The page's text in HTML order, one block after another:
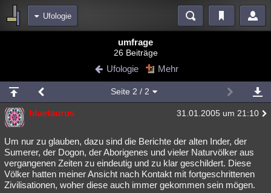
Ufologie
Blogs
Chat Wiki Neuigkeiten
meine Rubriken
Menschen Wissenschaft Mystery Kriminalfälle
Spiritualität Verschwörungen Technologie Ufologie
Natur Umfragen Unterhaltung
weitere Rubriken
umfrage
26 Beiträge
Ufologie Mehr
Seite 2 / 2
bluetaurus 31.01.2005 um 21:10
Um nur zu glauben, dazu sind die Berichte der alten Inder, der
Sumerer, der Dogon, der Aborigenes und vieler Naturvölker aus
vergangenen Zeiten zu eindeutig und zu klar geschildert. Diese
Völker hatten meiner Ansicht nach Kontakt mit fortgeschrittenen
Zivilisationen, woher diese auch immer gekommen sein mögen.